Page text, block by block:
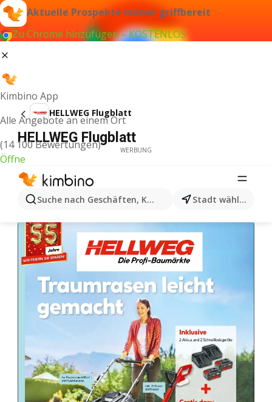
Aktuelle Prospekte immer griffbereit
Zu Chrome hinzufügen – KOSTENLOS
Kimbino App
Alle Angebote an einem Ort
(14 100 Bewertungen)
Öffne
Suche nach Geschäften, Kategorien, Produkten...
Stadt wählen
HELLWEG Flugblatt
HELLWEG Flugblatt
WERBUNG